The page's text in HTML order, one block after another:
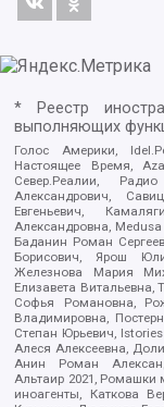
* Реестр
выполняющих
Голос Америки,
Настоящее Время,
Север.Реалии,
Александрович,
Евгеньевич,
Александровна,
Баданин Роман
Борисович, Ярош
Железнова Мария
Елизавета Витальевна,
Софья Романовна,
Владимировна,
Степан Юрьевич,
Алеся Алексеевна,
Анин Роман
Альтаир 2021, Ромашки
иноагенты, Каткова